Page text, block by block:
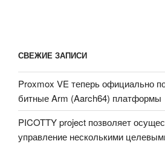
СВЕЖИЕ ЗАПИСИ
Proxmox VE теперь официально
битные Arm (Aarch64) платформы
PICOTTY project позволяет
управление несколькими